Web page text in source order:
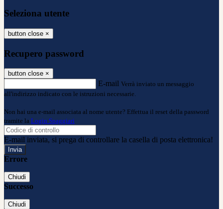
Seleziona utente
button close ×
Recupero password
button close ×
E-mail Verrà inviato un messaggio
all'indirizzo indicato con le istruzioni necessarie.
Non hai una e-mail associata al nome utente? Effettua il reset della password
tramite la Login Spaggiari
E-mail inviata, si prega di controllare la casella di posta elettronica!
Errore
Chiudi
Successo
Chiudi